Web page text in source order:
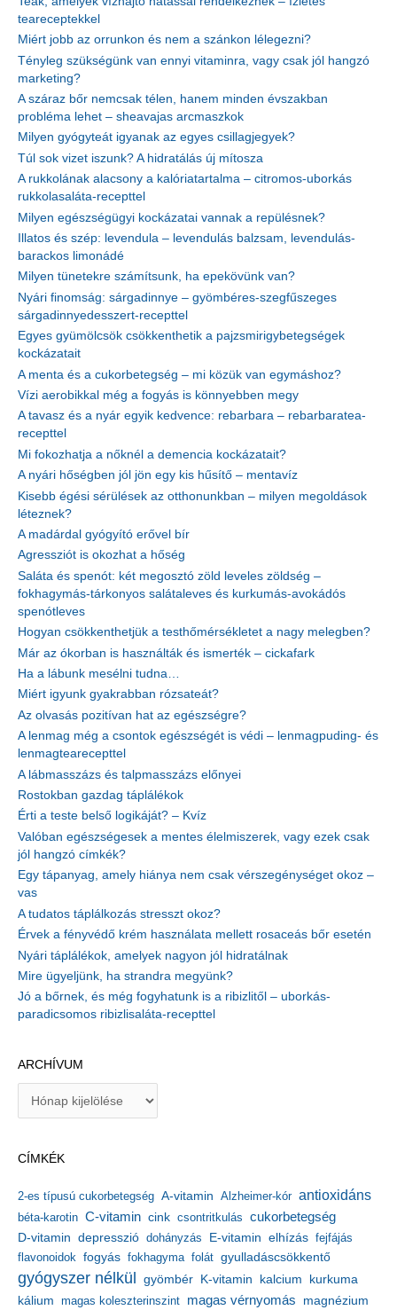
teareceptekkel
Miért jobb az orrunkon és nem a szánkon lélegezni?
Tényleg szükségünk van ennyi vitaminra, vagy csak jól hangzó
marketing?
A száraz bőr nemcsak télen, hanem minden évszakban
probléma lehet – sheavajas arcmaszkok
Milyen gyógyteát igyanak az egyes csillagjegyek?
Túl sok vizet iszunk? A hidratálás új mítosza
A rukkolának alacsony a kalóriatartalma – citromos-uborkás
rukkolasaláta-recepttel
Milyen egészségügyi kockázatai vannak a repülésnek?
Illatos és szép: levendula – levendulás balzsam, levendulás-
barackos limonádé
Milyen tünetekre számítsunk, ha epekövünk van?
Nyári finomság: sárgadinnye – gyömbéres-szegfűszeges
sárgadinnyedesszert-recepttel
Egyes gyümölcsök csökkenthetik a pajzsmirigybetegségek
kockázatait
A menta és a cukorbetegség – mi közük van egymáshoz?
Vízi aerobikkal még a fogyás is könnyebben megy
A tavasz és a nyár egyik kedvence: rebarbara – rebarbaratea-
recepttel
Mi fokozhatja a nőknél a demencia kockázatait?
A nyári hőségben jól jön egy kis hűsítő – mentavíz
Kisebb égési sérülések az otthonunkban – milyen megoldások
léteznek?
A madárdal gyógyító erővel bír
Agressziót is okozhat a hőség
Saláta és spenót: két megosztó zöld leveles zöldség –
fokhagymás-tárkonyos salátaleves és kurkumás-avokádós
spenótleves
Hogyan csökkenthetjük a testhőmérsékletet a nagy melegben?
Már az ókorban is használták és ismerték – cickafark
Ha a lábunk mesélni tudna…
Miért igyunk gyakrabban rózsateát?
Az olvasás pozitívan hat az egészségre?
A lenmag még a csontok egészségét is védi – lenmagpuding- és
lenmagtearecepttel
A lábmasszázs és talpmasszázs előnyei
Rostokban gazdag táplálékok
Érti a teste belső logikáját? – Kvíz
Valóban egészségesek a mentes élelmiszerek, vagy ezek csak
jól hangzó címkék?
Egy tápanyag, amely hiánya nem csak vérszegénységet okoz –
vas
A tudatos táplálkozás stresszt okoz?
Érvek a fényvédő krém használata mellett rosaceás bőr esetén
Nyári táplálékok, amelyek nagyon jól hidratálnak
Mire ügyeljünk, ha strandra megyünk?
Jó a bőrnek, és még fogyhatunk is a ribizlitől – uborkás-
paradicsomos ribizlisaláta-recepttel
ARCHÍVUM
í
u
m
CÍMKÉK
2-es típusú cukorbetegség A-vitamin Alzheimer-kór antioxidáns
béta-karotin C-vitamin cink csontritkulás cukorbetegség
D-vitamin depresszió dohányzás E-vitamin elhízás fejfájás
flavonoidok fogyás fokhagyma folát gyulladáscsökkentő
gyógyszer nélkül gyömbér K-vitamin kalcium kurkuma
kálium magas koleszterinszint magas vérnyomás magnézium